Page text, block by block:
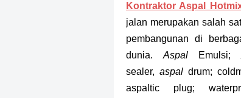
Kontraktor Aspal
jalan merupakan salah
pembangunan di
dunia. AspalEmulsi;
sealer, aspaldrum;
aspaltic plug;